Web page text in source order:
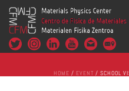
HOME / EVENT / SCHOOL